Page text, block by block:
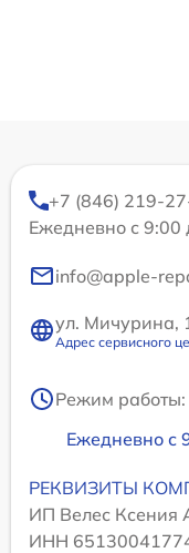
+7 (846) 219-
Ежедневно с 9:00
info@apple-
ул. Мичурина,
Адрес сервисного
Режим работы:
Ежедневно с
РЕКВИЗИТЫ
ИП Велес Ксения
ИНН